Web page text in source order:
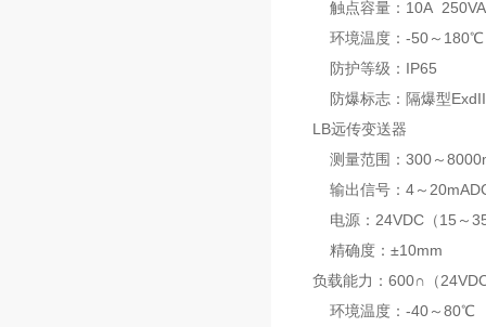
触点容量：10A
环境温度：-50～180℃
防护等级：IP65
防爆标志：隔爆型
LB远传变送器
测量范围：300～
输出信号：4～
电源：24VDC（15～
精确度：±10mm
负载能力：600∩（
环境温度：-40～80℃